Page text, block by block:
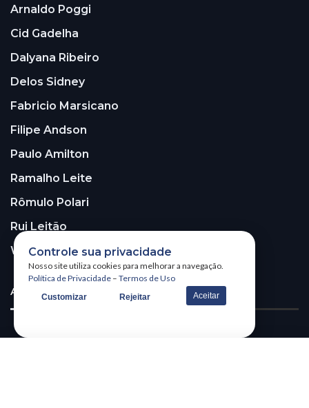
Arnaldo Poggi
Cid Gadelha
Dalyana Ribeiro
Delos Sidney
Fabricio Marsicano
Filipe Andson
Paulo Amilton
Ramalho Leite
Rômulo Polari
Rui Leitão
Walter Santos
ASSINE A NOSSA NEWSLETTER!
Controle sua privacidade
Nosso site utiliza cookies para melhorar a navegação.
Política de Privacidade – Termos de Uso
Customizar Rejeitar Aceitar